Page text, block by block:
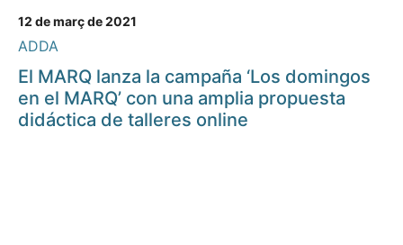
12 de març de 2021
ADDA
El MARQ lanza la campaña ‘Los domingos
en el MARQ’ con una amplia propuesta
didáctica de talleres online